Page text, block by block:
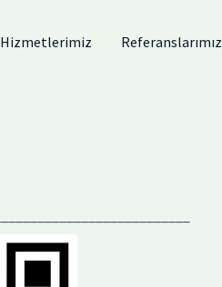
Hizmetlerimiz Referanslarımız